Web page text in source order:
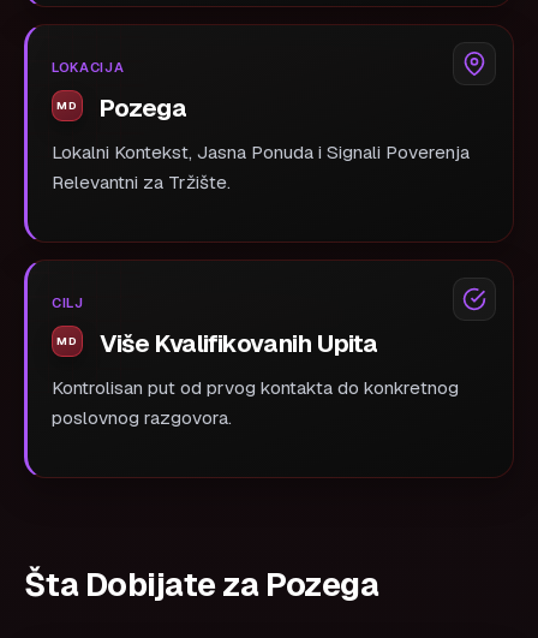
LOKACIJA
Pozega
Lokalni Kontekst, Jasna Ponuda i Signali Poverenja
Relevantni za Tržište.
CILJ
Više Kvalifikovanih Upita
Kontrolisan put od prvog kontakta do konkretnog
poslovnog razgovora.
Šta Dobijate za Pozega